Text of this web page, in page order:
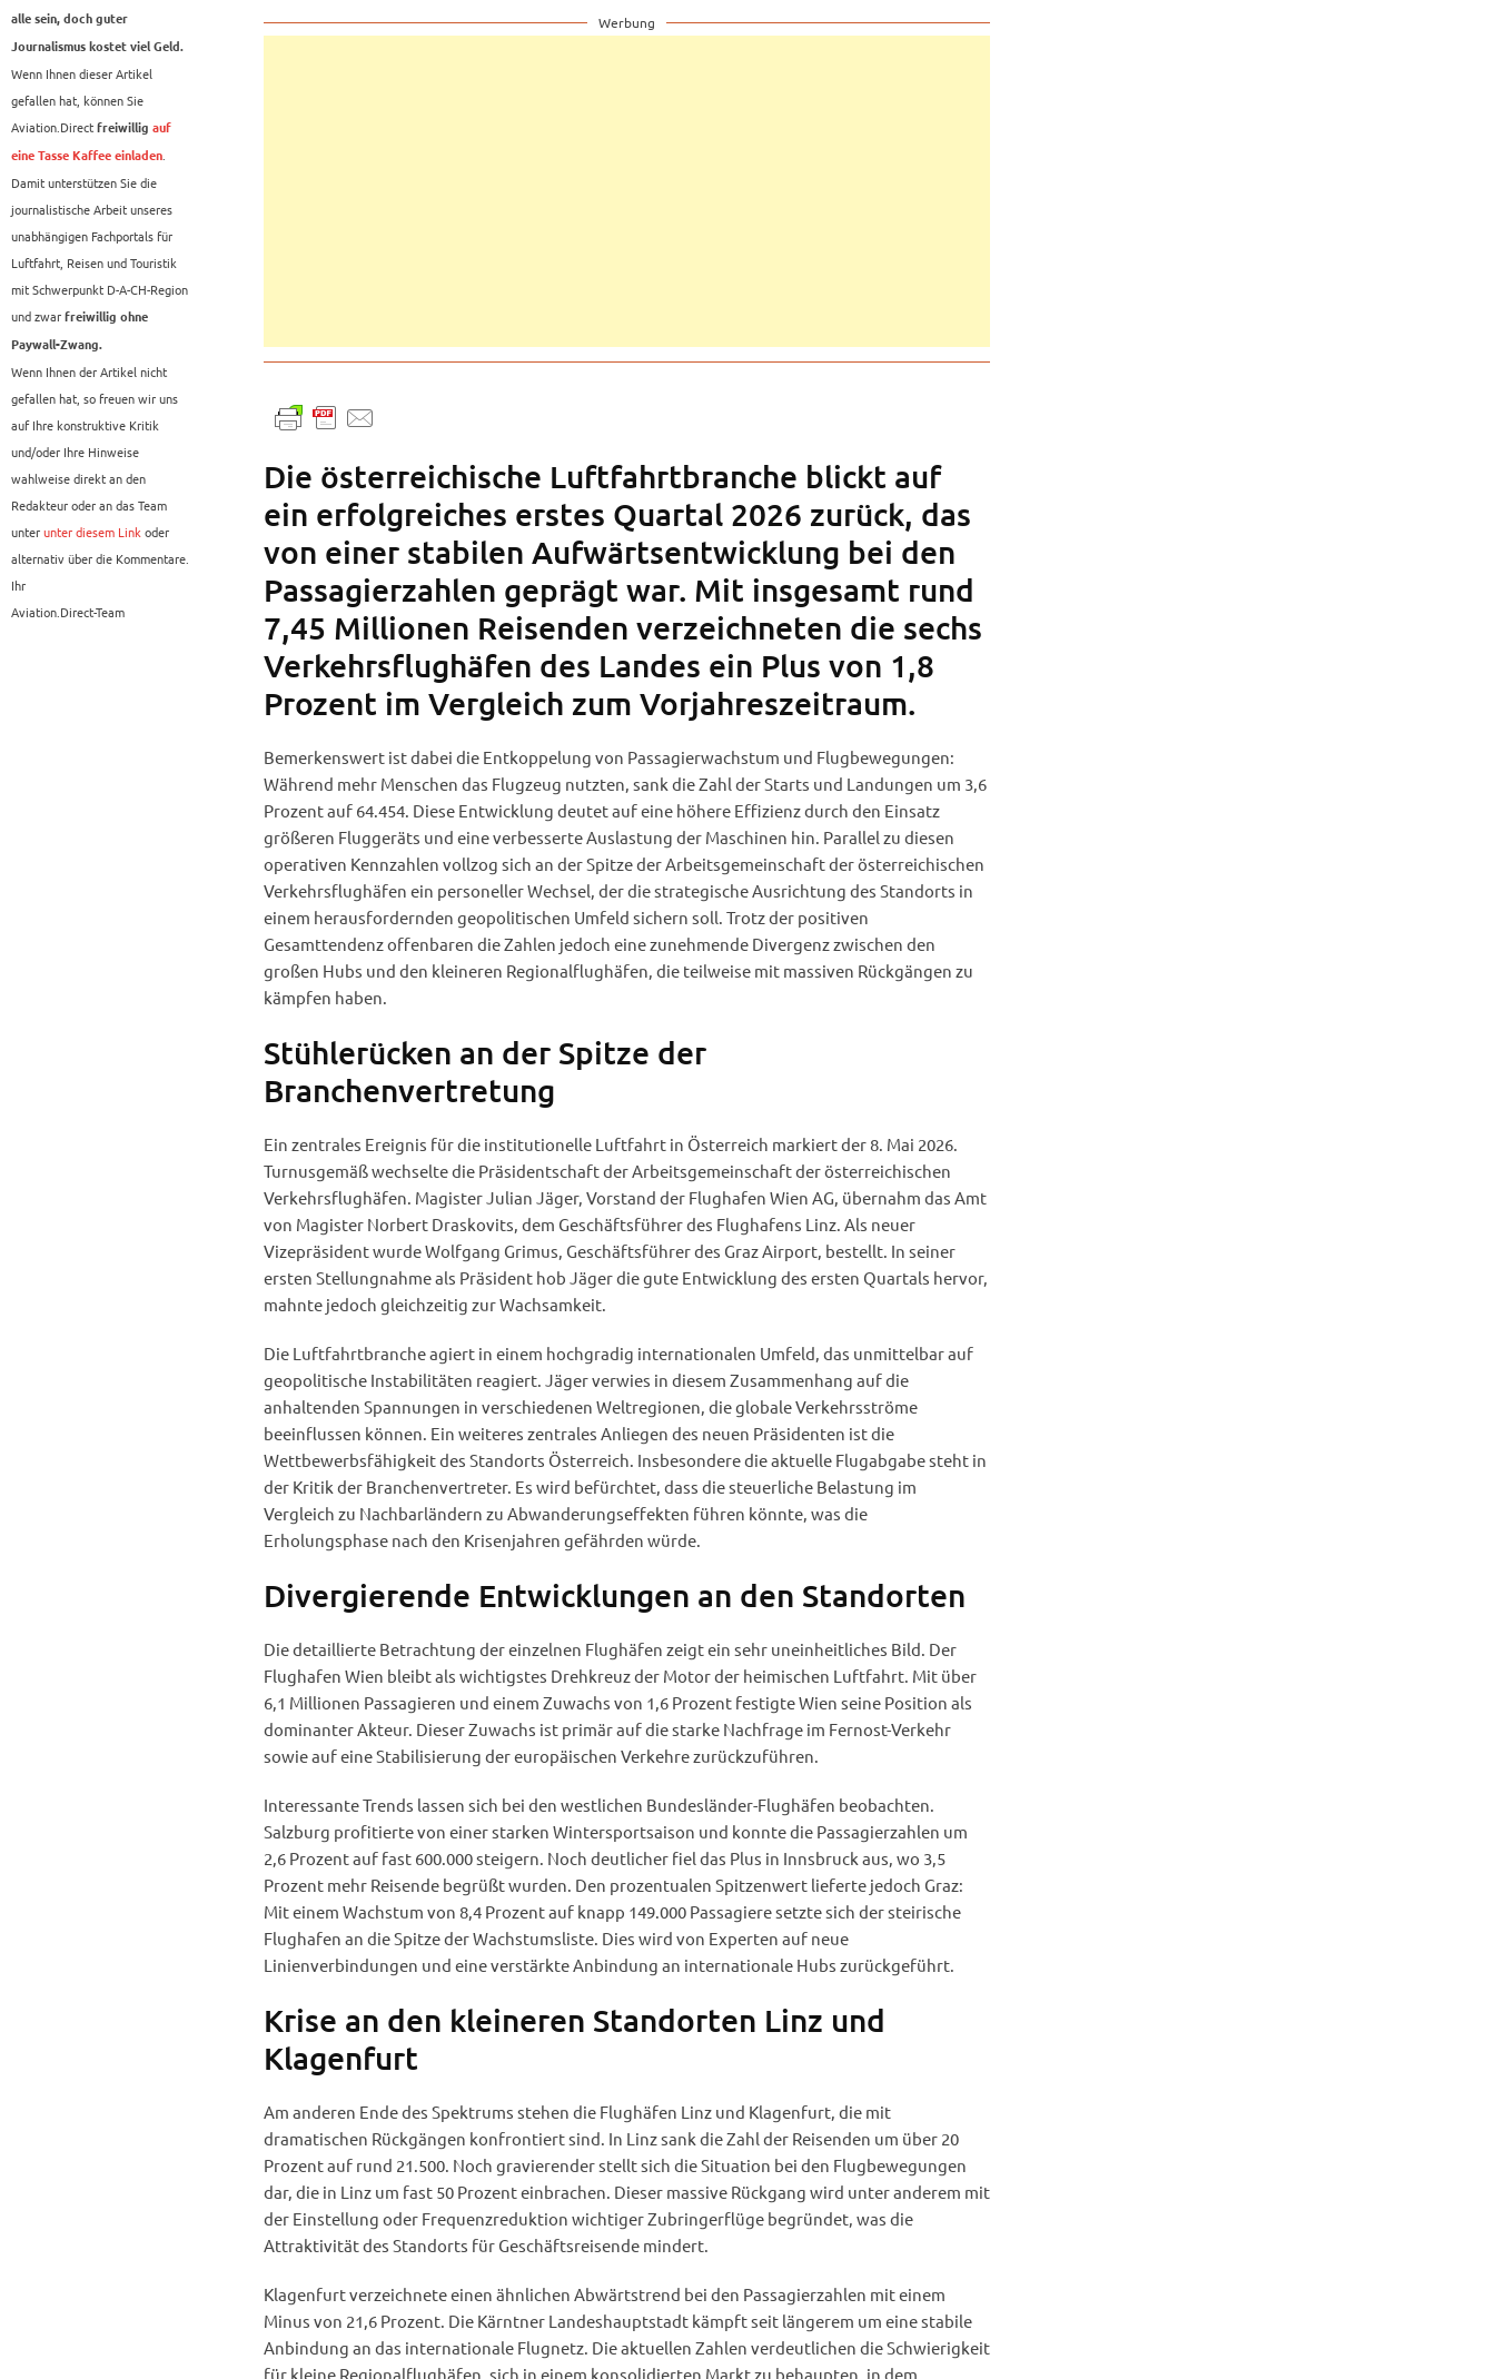
alle sein, doch guter
Journalismus kostet viel Geld.
Wenn Ihnen dieser Artikel
gefallen hat, können Sie
Aviation.Direct freiwillig auf
eine Tasse Kaffee einladen.
Damit unterstützen Sie die
journalistische Arbeit unseres
unabhängigen Fachportals für
Luftfahrt, Reisen und Touristik
mit Schwerpunkt D-A-CH-Region
und zwar freiwillig ohne
Paywall-Zwang.
Wenn Ihnen der Artikel nicht
gefallen hat, so freuen wir uns
auf Ihre konstruktive Kritik
und/oder Ihre Hinweise
wahlweise direkt an den
Redakteur oder an das Team
unterunter diesem Linkoder
alternativ über die Kommentare.
Ihr
Aviation.Direct-Team
Werbung
Die österreichische Luftfahrtbranche blickt auf
ein erfolgreiches erstes Quartal 2026 zurück, das
von einer stabilen Aufwärtsentwicklung bei den
Passagierzahlen geprägt war. Mit insgesamt rund
7,45 Millionen Reisenden verzeichneten die sechs
Verkehrsflughäfen des Landes ein Plus von 1,8
Prozent im Vergleich zum Vorjahreszeitraum.
Bemerkenswert ist dabei die Entkoppelung von Passagierwachstum und Flugbewegungen:
Während mehr Menschen das Flugzeug nutzten, sank die Zahl der Starts und Landungen um 3,6
Prozent auf 64.454. Diese Entwicklung deutet auf eine höhere Effizienz durch den Einsatz
größeren Fluggeräts und eine verbesserte Auslastung der Maschinen hin. Parallel zu diesen
operativen Kennzahlen vollzog sich an der Spitze der Arbeitsgemeinschaft der österreichischen
Verkehrsflughäfen ein personeller Wechsel, der die strategische Ausrichtung des Standorts in
einem herausfordernden geopolitischen Umfeld sichern soll. Trotz der positiven
Gesamttendenz offenbaren die Zahlen jedoch eine zunehmende Divergenz zwischen den
großen Hubs und den kleineren Regionalflughäfen, die teilweise mit massiven Rückgängen zu
kämpfen haben.
Stühlerücken an der Spitze der
Branchenvertretung
Ein zentrales Ereignis für die institutionelle Luftfahrt in Österreich markiert der 8. Mai 2026.
Turnusgemäß wechselte die Präsidentschaft der Arbeitsgemeinschaft der österreichischen
Verkehrsflughäfen. Magister Julian Jäger, Vorstand der Flughafen Wien AG, übernahm das Amt
von Magister Norbert Draskovits, dem Geschäftsführer des Flughafens Linz. Als neuer
Vizepräsident wurde Wolfgang Grimus, Geschäftsführer des Graz Airport, bestellt. In seiner
ersten Stellungnahme als Präsident hob Jäger die gute Entwicklung des ersten Quartals hervor,
mahnte jedoch gleichzeitig zur Wachsamkeit.
Die Luftfahrtbranche agiert in einem hochgradig internationalen Umfeld, das unmittelbar auf
geopolitische Instabilitäten reagiert. Jäger verwies in diesem Zusammenhang auf die
anhaltenden Spannungen in verschiedenen Weltregionen, die globale Verkehrsströme
beeinflussen können. Ein weiteres zentrales Anliegen des neuen Präsidenten ist die
Wettbewerbsfähigkeit des Standorts Österreich. Insbesondere die aktuelle Flugabgabe steht in
der Kritik der Branchenvertreter. Es wird befürchtet, dass die steuerliche Belastung im
Vergleich zu Nachbarländern zu Abwanderungseffekten führen könnte, was die
Erholungsphase nach den Krisenjahren gefährden würde.
Divergierende Entwicklungen an den Standorten
Die detaillierte Betrachtung der einzelnen Flughäfen zeigt ein sehr uneinheitliches Bild. Der
Flughafen Wien bleibt als wichtigstes Drehkreuz der Motor der heimischen Luftfahrt. Mit über
6,1 Millionen Passagieren und einem Zuwachs von 1,6 Prozent festigte Wien seine Position als
dominanter Akteur. Dieser Zuwachs ist primär auf die starke Nachfrage im Fernost-Verkehr
sowie auf eine Stabilisierung der europäischen Verkehre zurückzuführen.
Interessante Trends lassen sich bei den westlichen Bundesländer-Flughäfen beobachten.
Salzburg profitierte von einer starken Wintersportsaison und konnte die Passagierzahlen um
2,6 Prozent auf fast 600.000 steigern. Noch deutlicher fiel das Plus in Innsbruck aus, wo 3,5
Prozent mehr Reisende begrüßt wurden. Den prozentualen Spitzenwert lieferte jedoch Graz:
Mit einem Wachstum von 8,4 Prozent auf knapp 149.000 Passagiere setzte sich der steirische
Flughafen an die Spitze der Wachstumsliste. Dies wird von Experten auf neue
Linienverbindungen und eine verstärkte Anbindung an internationale Hubs zurückgeführt.
Krise an den kleineren Standorten Linz und
Klagenfurt
Am anderen Ende des Spektrums stehen die Flughäfen Linz und Klagenfurt, die mit
dramatischen Rückgängen konfrontiert sind. In Linz sank die Zahl der Reisenden um über 20
Prozent auf rund 21.500. Noch gravierender stellt sich die Situation bei den Flugbewegungen
dar, die in Linz um fast 50 Prozent einbrachen. Dieser massive Rückgang wird unter anderem mit
der Einstellung oder Frequenzreduktion wichtiger Zubringerflüge begründet, was die
Attraktivität des Standorts für Geschäftsreisende mindert.
Klagenfurt verzeichnete einen ähnlichen Abwärtstrend bei den Passagierzahlen mit einem
Minus von 21,6 Prozent. Die Kärntner Landeshauptstadt kämpft seit längerem um eine stabile
Anbindung an das internationale Flugnetz. Die aktuellen Zahlen verdeutlichen die Schwierigkeit
für kleine Regionalflughäfen, sich in einem konsolidierten Markt zu behaupten, in dem